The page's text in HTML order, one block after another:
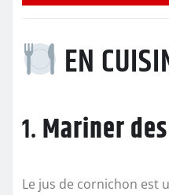
EN
1.Mariner
Le jus de cornichon est